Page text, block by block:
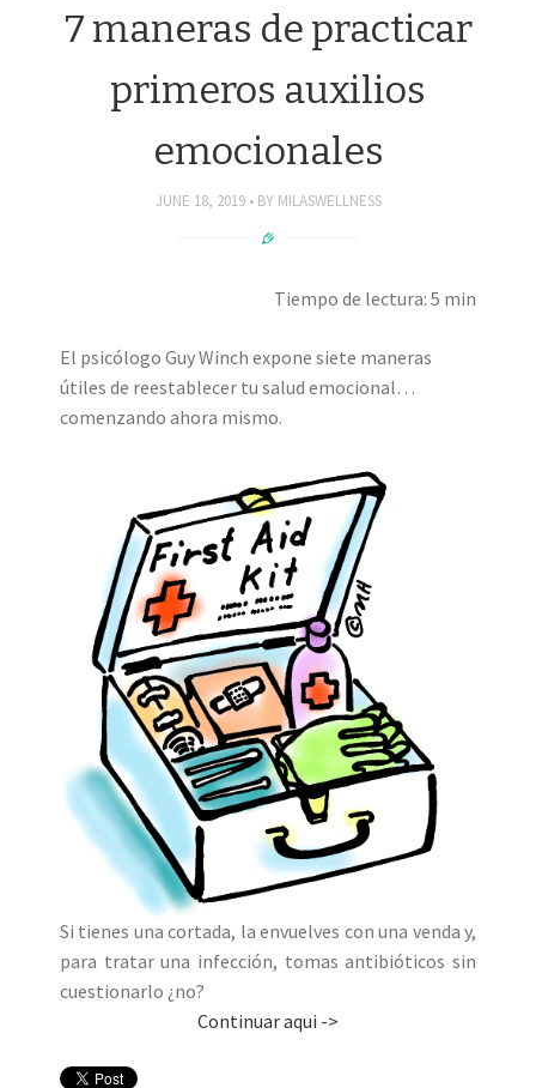
7 maneras de practicar
primeros auxilios
emocionales
JUNE 18, 2019 BY MILASWELLNESS
Tiempo de lectura: 5 min
El psicólogo Guy Winch expone siete maneras
útiles de reestablecer tu salud emocional…
comenzando ahora mismo.
Si tienes una cortada, la envuelves con una venda y,
para tratar una infección, tomas antibióticos sin
cuestionarlo ¿no?
Continuar aqui ->